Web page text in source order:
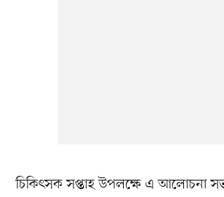
চিকিৎসক সপ্তাহ উপলক্ষে এ আলোচনা